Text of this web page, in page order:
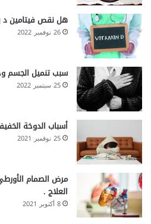
هل نقص فيتامين د
26 نوفمبر 2022
سبب تنميل الجسم
25 سبتمبر 2022
أسباب الدوخة
25 نوفمبر 2021
مرض الصمام
العلاج .
8 أكتوبر 2021